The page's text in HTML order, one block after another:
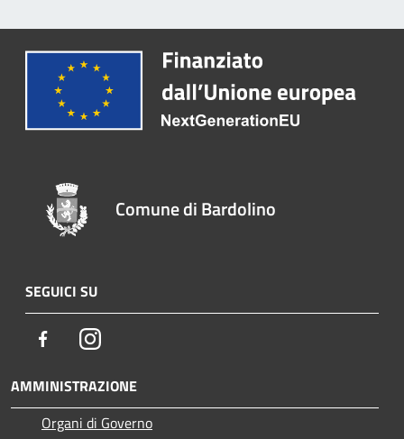
Comune di Bardolino
SEGUICI SU
FacebookInstagram
AMMINISTRAZIONE
Organi di Governo